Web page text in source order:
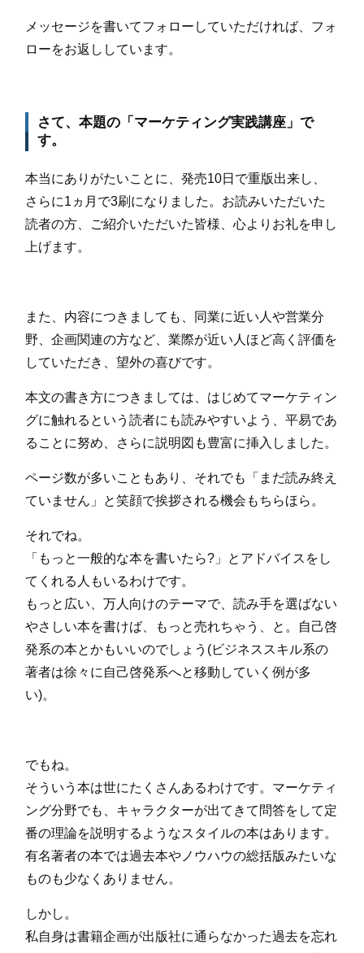
メッセージを書いてフォローしていただければ、フォ
ローをお返ししています。
さて、本題の「マーケティング実践講座」で
す。
本当にありがたいことに、発売10日で重版出来し、
さらに1ヵ月で3刷になりました。お読みいただいた
読者の方、ご紹介いただいた皆様、心よりお礼を申し
上げます。
また、内容につきましても、同業に近い人や営業分
野、企画関連の方など、業際が近い人ほど高く評価を
していただき、望外の喜びです。
本文の書き方につきましては、はじめてマーケティン
グに触れるという読者にも読みやすいよう、平易であ
ることに努め、さらに説明図も豊富に挿入しました。
ページ数が多いこともあり、それでも「まだ読み終え
ていません」と笑顔で挨拶される機会もちらほら。
それでね。
「もっと一般的な本を書いたら?」とアドバイスをし
てくれる人もいるわけです。
もっと広い、万人向けのテーマで、読み手を選ばない
やさしい本を書けば、もっと売れちゃう、と。自己啓
発系の本とかもいいのでしょう(ビジネススキル系の
著者は徐々に自己啓発系へと移動していく例が多
い)。
でもね。
そういう本は世にたくさんあるわけです。マーケティ
ング分野でも、キャラクターが出てきて問答をして定
番の理論を説明するようなスタイルの本はあります。
有名著者の本では過去本やノウハウの総括版みたいな
ものも少なくありません。
しかし。
私自身は書籍企画が出版社に通らなかった過去を忘れ